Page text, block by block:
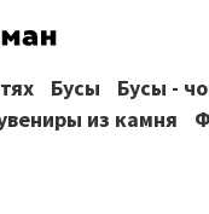
Бусы Бусы -
из камня